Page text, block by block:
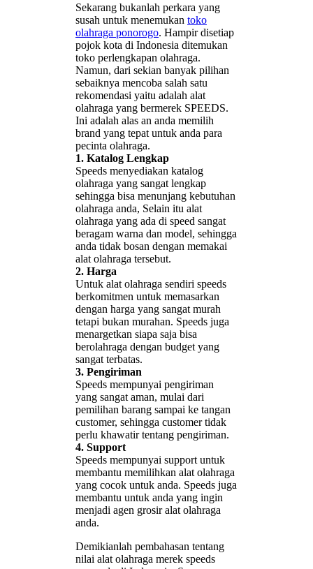
Sekarang bukanlah perkara yang
susah untuk menemukan toko
olahraga ponorogo. Hampir disetiap
pojok kota di Indonesia ditemukan
toko perlengkapan olahraga.
Namun, dari sekian banyak pilihan
sebaiknya mencoba salah satu
rekomendasi yaitu adalah alat
olahraga yang bermerek SPEEDS.
Ini adalah alas an anda memilih
brand yang tepat untuk anda para
pecinta olahraga.
1. Katalog Lengkap
Speeds menyediakan katalog
olahraga yang sangat lengkap
sehingga bisa menunjang kebutuhan
olahraga anda, Selain itu alat
olahraga yang ada di speed sangat
beragam warna dan model, sehingga
anda tidak bosan dengan memakai
alat olahraga tersebut.
2. Harga
Untuk alat olahraga sendiri speeds
berkomitmen untuk memasarkan
dengan harga yang sangat murah
tetapi bukan murahan. Speeds juga
menargetkan siapa saja bisa
berolahraga dengan budget yang
sangat terbatas.
3. Pengiriman
Speeds mempunyai pengiriman
yang sangat aman, mulai dari
pemilihan barang sampai ke tangan
customer, sehingga customer tidak
perlu khawatir tentang pengiriman.
4. Support
Speeds mempunyai support untuk
membantu memilihkan alat olahraga
yang cocok untuk anda. Speeds juga
membantu untuk anda yang ingin
menjadi agen grosir alat olahraga
anda.
Demikianlah pembahasan tentang
nilai alat olahraga merek speeds